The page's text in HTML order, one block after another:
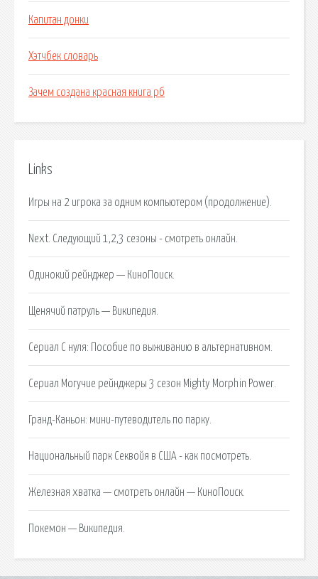
Капитан донки
Хэтчбек словарь
Зачем создана красная книга рб
Links
Игры на 2 игрока за одним компьютером (продолжение).
Next. Следующий 1,2,3 сезоны - смотреть онлайн.
Одинокий рейнджер — КиноПоиск.
Щенячий патруль — Википедия.
Сериал С нуля: Пособие по выживанию в альтернативном.
Сериал Могучие рейнджеры 3 сезон Mighty Morphin Power.
Гранд-Каньон: мини-путеводитель по парку.
Национальный парк Секвойя в США - как посмотреть.
Железная хватка — смотреть онлайн — КиноПоиск.
Покемон — Википедия.